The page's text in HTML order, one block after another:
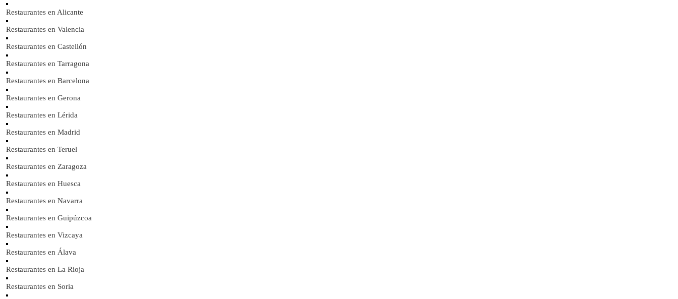
Restaurantes en Alicante
Restaurantes en Valencia
Restaurantes en Castellón
Restaurantes en Tarragona
Restaurantes en Barcelona
Restaurantes en Gerona
Restaurantes en Lérida
Restaurantes en Madrid
Restaurantes en Teruel
Restaurantes en Zaragoza
Restaurantes en Huesca
Restaurantes en Navarra
Restaurantes en Guipúzcoa
Restaurantes en Vizcaya
Restaurantes en Álava
Restaurantes en La Rioja
Restaurantes en Soria